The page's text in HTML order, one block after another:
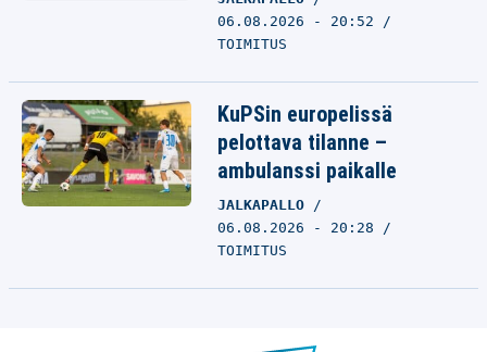
06.08.2026 - 20:52
TOIMITUS
KuPSin europelissä
pelottava tilanne –
ambulanssi paikalle
JALKAPALLO
06.08.2026 - 20:28
TOIMITUS